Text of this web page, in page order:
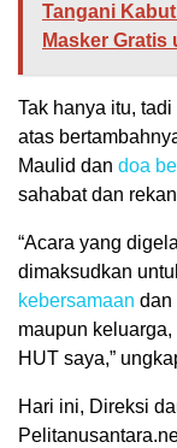
Tangani
Masker Gratis
Tak hanya itu,
atas
Maulid dan doa
sahabat dan
“Acara yang
dimaksudkan
kebersamaan dan
maupun
HUT saya,”
Hari ini, Direksi